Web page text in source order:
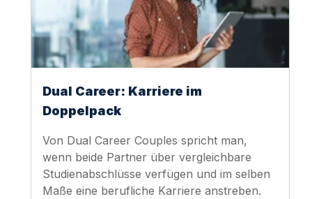
Dual Career: Karriere im
Doppelpack
Von Dual Career Couples spricht man,
wenn beide Partner über vergleichbare
Studienabschlüsse verfügen und im selben
Maße eine berufliche Karriere anstreben.